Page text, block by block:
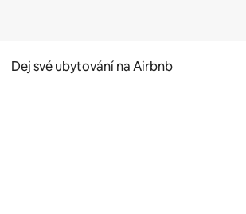
Dej své ubytování na Airbnb